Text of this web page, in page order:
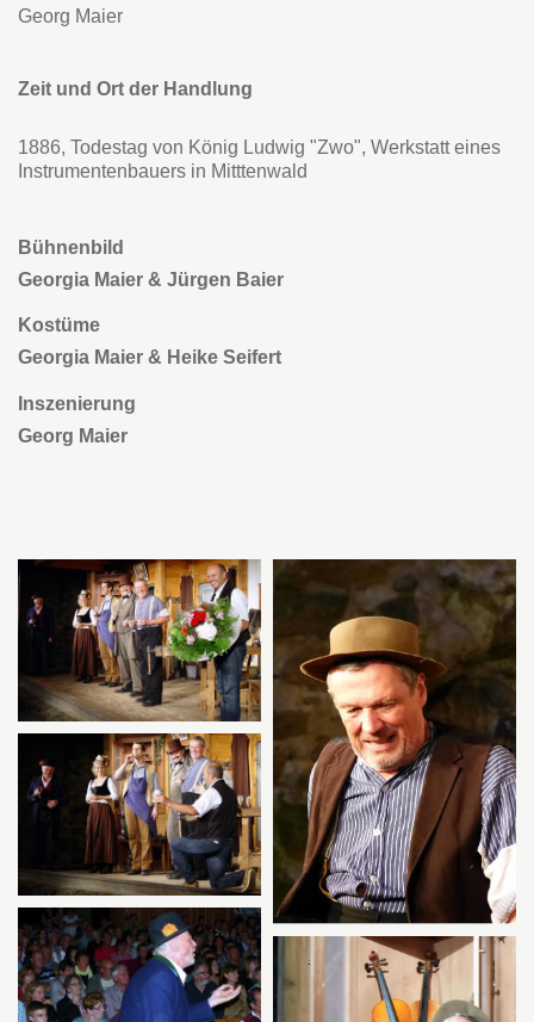
Georg Maier
Zeit und Ort der Handlung
1886, Todestag von König Ludwig "Zwo", Werkstatt eines
Instrumentenbauers in Mitttenwald
Bühnenbild
Georgia Maier & Jürgen Baier
Kostüme
Georgia Maier & Heike Seifert
Inszenierung
Georg Maier